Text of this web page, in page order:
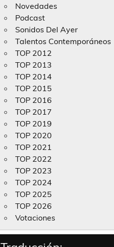
Novedades
Podcast
Sonidos Del Ayer
Talentos Contemporáneos
TOP 2012
TOP 2013
TOP 2014
TOP 2015
TOP 2016
TOP 2017
TOP 2019
TOP 2020
TOP 2021
TOP 2022
TOP 2023
TOP 2024
TOP 2025
TOP 2026
Votaciones